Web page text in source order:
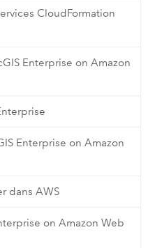
CloudFormation
Enterprise on Amazon
Enterprise on Amazon
dans AWS
on Amazon Web